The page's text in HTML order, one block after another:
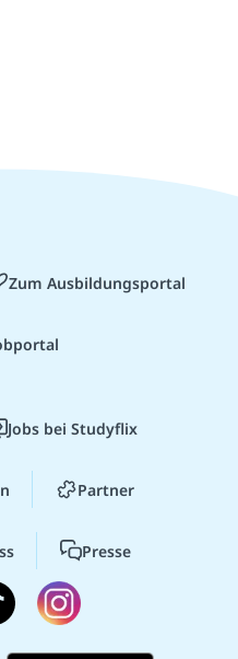
Zum Ausbildungsportal
Jobs bei Studyflix
Partner
Presse